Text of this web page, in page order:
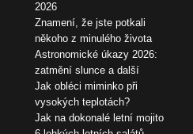
2026
Znamení, že jste potkali
někoho z minulého života
Astronomické úkazy 2026:
zatmění slunce a další
Jak obléci miminko při
vysokých teplotách?
Jak na dokonalé letní mojito